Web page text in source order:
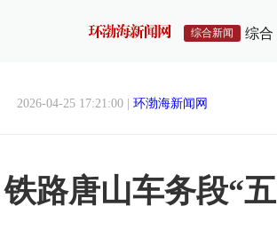
综合新闻 综合
2026-04-25 17:21:00 | 环渤海新闻网
铁路唐山车务段“